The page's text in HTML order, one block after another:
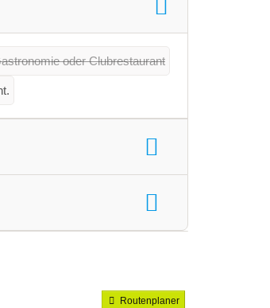
oder Clubrestaurant
Routenplaner